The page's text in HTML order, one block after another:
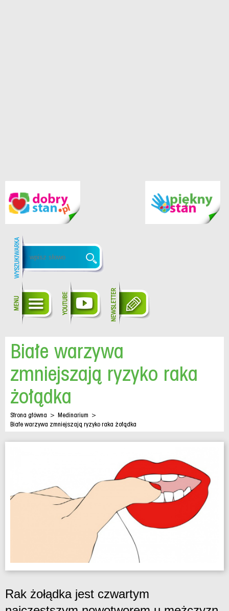
Białe warzywa
zmniejszają ryzyko raka
żołądka
Strona główna > Medinarium >
Białe warzywa zmniejszają ryzyko raka żołądka
Rak żołądka jest czwartym